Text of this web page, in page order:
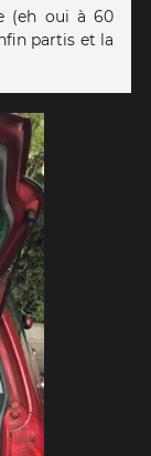
(eh oui à 60
partis et la